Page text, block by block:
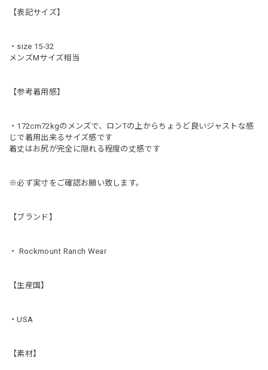
【表記サイズ】
・size 15-32
メンズMサイズ相当
【参考着用感】
・172cm72kgのメンズで、ロンTの上からちょうど良いジャストな感
じで着用出来るサイズ感です
着丈はお尻が完全に隠れる程度の丈感です
※必ず実寸をご確認お願い致します。
【ブランド】
・ Rockmount Ranch Wear
【生産国】
・USA
【素材】